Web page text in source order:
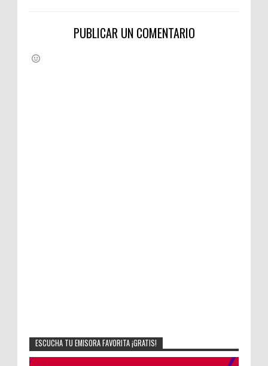
PUBLICAR UN COMENTARIO
ESCUCHA TU EMISORA FAVORITA ¡GRATIS!